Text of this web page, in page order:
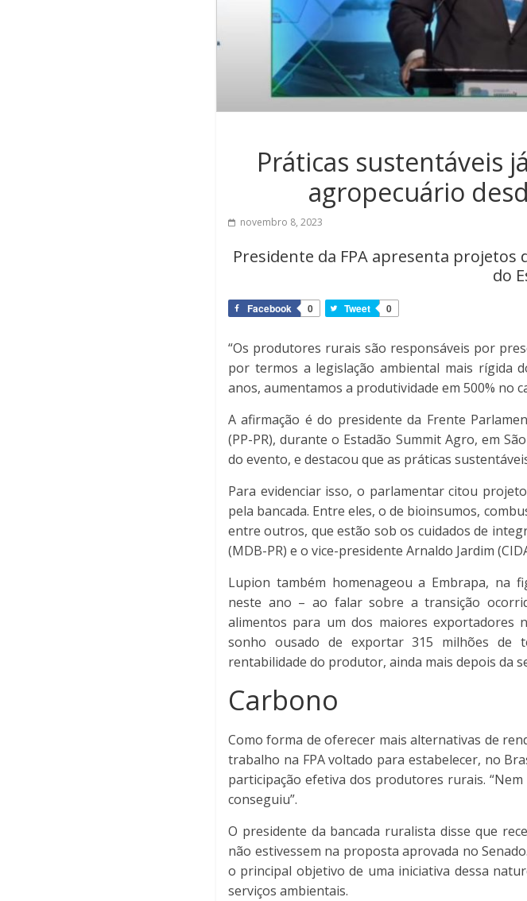
Práticas sustentáveis
agropecuário
novembro 8, 2023
Presidente da FPA apresenta
do
Facebook 0 Tweet 0
“Os produtores rurais são responsáveis por
por termos a legislação ambiental mais rígida
anos, aumentamos a produtividade em 500% no
A afirmação é do presidente da Frente
(PP-PR), durante o Estadão Summit Agro, em
do evento, e destacou que as práticas
Para evidenciar isso, o parlamentar citou
pela bancada. Entre eles, o de bioinsumos,
entre outros, que estão sob os cuidados de
(MDB-PR) e o vice-presidente Arnaldo Jardim
Lupion também homenageou a Embrapa, na
neste ano – ao falar sobre a transição
alimentos para um dos maiores exportadores
sonho ousado de exportar 315 milhões de
rentabilidade do produtor, ainda mais depois da
Carbono
Como forma de oferecer mais alternativas de
trabalho na FPA voltado para estabelecer, no
participação efetiva dos produtores rurais.
conseguiu”.
O presidente da bancada ruralista disse que
não estivessem na proposta aprovada no
o principal objetivo de uma iniciativa dessa
serviços ambientais.